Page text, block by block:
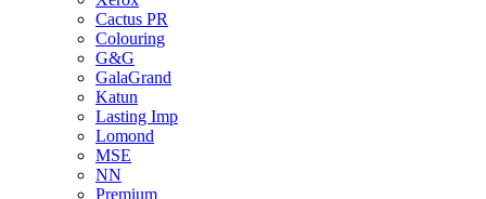
Cactus PR
Colouring
G&G
GalaGrand
Katun
Lasting Imp
Lomond
MSE
NN
Premium